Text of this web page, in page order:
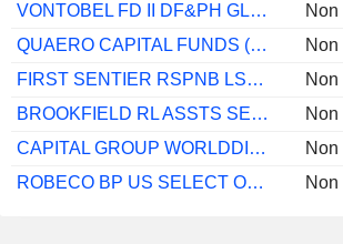
VONTOBEL FD II DF&PH GLB LSTD INFS I USD
Non
QUAERO CAPITAL FUNDS (LUX) - INFRASTRUCTURE SECURITIES
Non
FIRST SENTIER RSPNB LSTD INFRA E USD ACC
Non
BROOKFIELD RL ASSTS SECS UCITS $ I ACC E
Non
CAPITAL GROUP WORLDDIVGRW (LUX) C
Non
ROBECO BP US SELECT OPPORTS EQS I $
Non